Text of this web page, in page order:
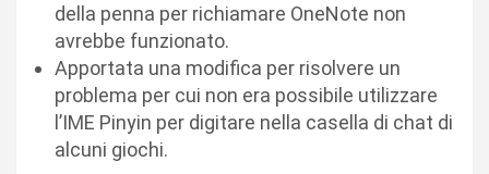
della penna per richiamare OneNote non
avrebbe funzionato.
Apportata una modifica per risolvere un
problema per cui non era possibile utilizzare
l’IME Pinyin per digitare nella casella di chat di
alcuni giochi.